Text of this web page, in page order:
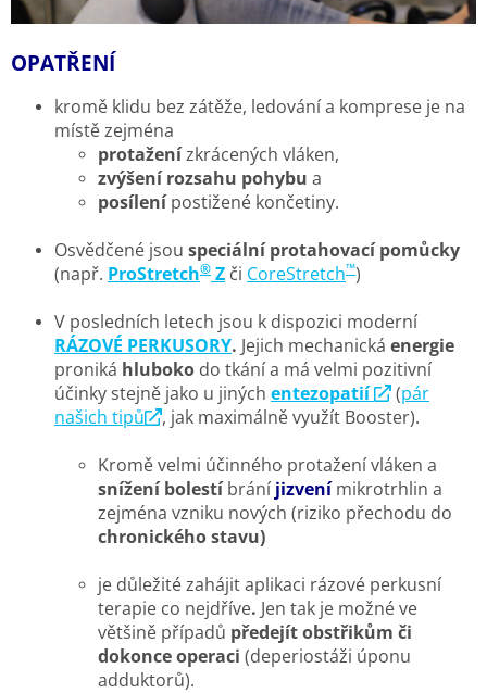
OPATŘENÍ
kromě klidu bez zátěže, ledování a komprese je na
místě zejména
protaženízkrácených vláken,
zvýšení rozsahu pohybu a
posílenípostižené končetiny.
Osvědčené jsou speciální protahovací pomůcky
(např. ProStretch® Z či CoreStretch™)
V posledních letech jsou k dispozici moderní
RÁZOVÉ PERKUSORY. Jejich mechanická energie
proniká hluboko do tkání a má velmi pozitivní
účinky stejně jako u jiných entezopatií (pár
našich tipů
, jak maximálně využít Booster).
Kromě velmi účinného protažení vláken a
snížení bolestíbrání jizvení mikrotrhlin a
zejména vzniku nových (riziko přechodu do
chronického stavu)
je důležité zahájit aplikaci rázové perkusní
terapie co nejdříve. Jen tak je možné ve
většině případů předejít obstřikům či
dokonce operaci (deperiostáži úponu
adduktorů).